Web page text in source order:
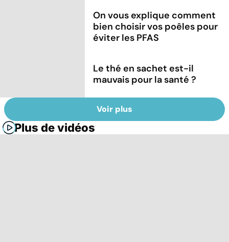
On vous explique comment
bien choisir vos poêles pour
éviter les PFAS
Le thé en sachet est-il
mauvais pour la santé ?
Voir plus
Plus de vidéos